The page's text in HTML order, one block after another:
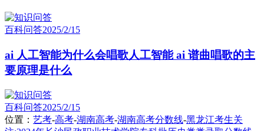
百科问答2025/2/15
ai 人工智能为什么会唱歌人工智能 ai 谱曲唱歌的主
要原理是什么
百科问答2025/2/15
位置： 艺考-高考-湖南高考-湖南高考分数线-黑龙江考生关